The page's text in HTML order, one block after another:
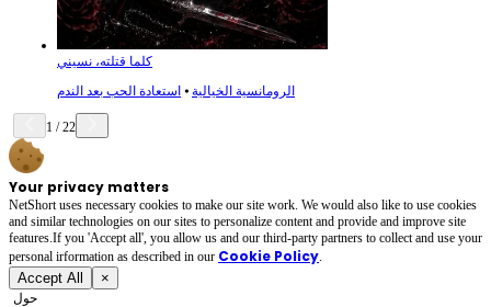
كلما قتلته، نسيني
الرومانسية الخيالية ⦁ استعادة الحب بعد الندم
1 /22
Your privacy matters
NetShort uses necessary cookies to make our site work. We would also like to use cookies
and similar technologies on our sites to personalize content and provide and improve site
features.If you 'Accept all', you allow us and our third-party partners to collect and use your
personal irformation as described in our Cookie Policy.
Accept All ×
حول